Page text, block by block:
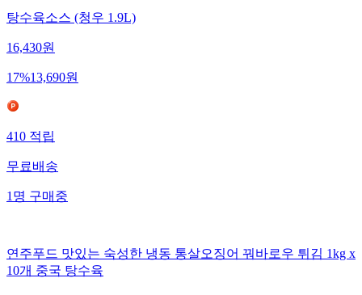
탕수육소스 (청우 1.9L)
16,430원
17%13,690원
410적립
무료배송
1명구매중
연주푸드 맛있는 숙성한 냉동 통살오징어 꿔바로우 튀김 1kg x
10개 중국 탕수육